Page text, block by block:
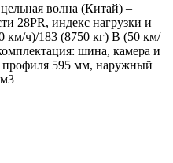
волна (Китай) –
28PR, индекс нагрузки и
км/ч)/183 (8750 кг) В (50 км/
шина, камера и
профиля 595 мм, наружный